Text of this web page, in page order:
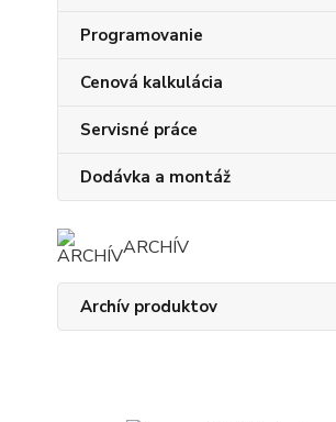
Programovanie
Cenová kalkulácia
Servisné práce
Dodávka a montáž
ARCHÍV
Archív produktov